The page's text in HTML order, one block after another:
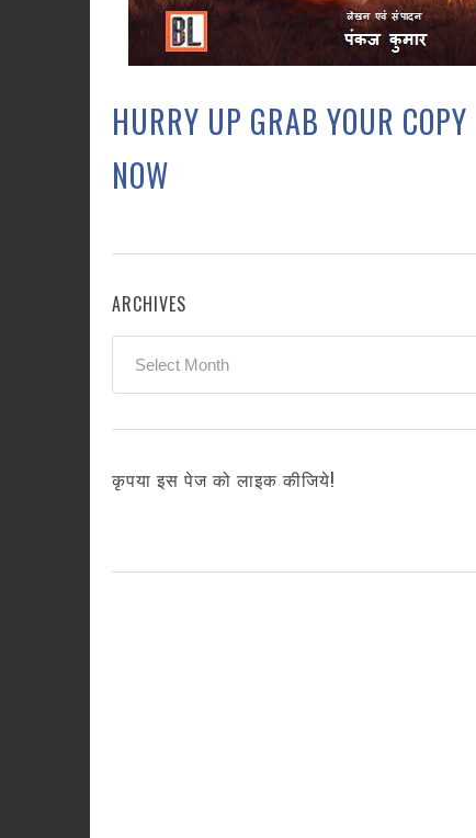
HURRY UP GRAB YOUR COPY
NOW
ARCHIVES
कृपया इस पेज को लाइक कीजिये!